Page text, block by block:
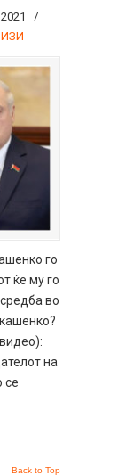
/
го
ќе му го
во
на
се
Back to Top